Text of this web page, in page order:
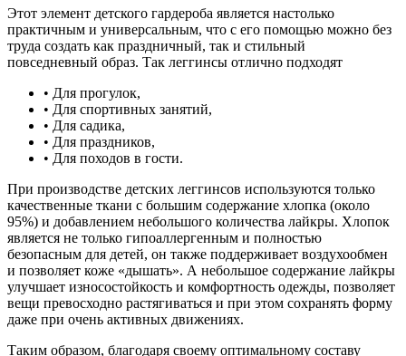
Этот элемент детского гардероба является настолько
практичным и универсальным, что с его помощью можно без
труда создать как праздничный, так и стильный
повседневный образ. Так леггинсы отлично подходят
• Для прогулок,
• Для спортивных занятий,
• Для садика,
• Для праздников,
• Для походов в гости.
При производстве детских леггинсов используются только
качественные ткани с большим содержание хлопка (около
95%) и добавлением небольшого количества лайкры. Хлопок
является не только гипоаллергенным и полностью
безопасным для детей, он также поддерживает воздухообмен
и позволяет коже «дышать». А небольшое содержание лайкры
улучшает износостойкость и комфортность одежды, позволяет
вещи превосходно растягиваться и при этом сохранять форму
даже при очень активных движениях.
Таким образом, благодаря своему оптимальному составу